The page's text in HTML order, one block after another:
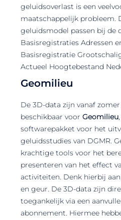
geluidsoverlast is een
maatschappelijk probleem.
geluidsmodel passen bij de
Basisregistraties Adressen
Basisregistratie
Actueel Hoogtebestand
Geomilieu
De 3D-data zijn vanaf
beschikbaar voor Geomilieu
softwarepakket voor het
geluidsstudies van DGMR.
krachtige tools voor het
presenteren van het effect
activiteiten. Denk hierbij
en geur. De 3D-data zijn
toegankelijk via een
abonnement. Hiermee